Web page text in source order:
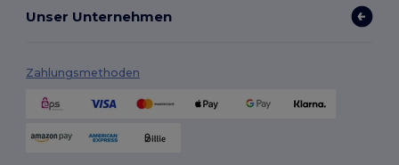
Unser Unternehmen
Zahlungsmethoden